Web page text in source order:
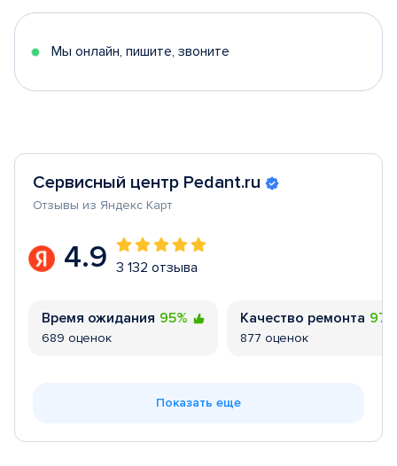
5
Мы онлайн, пишите, звоните
Сервисный центр Pedant.ru
Отзывы из Яндекс Карт
4.9 3 132 отзыва
Время ожидания 95%
689 оценок
Качество ремонта
877 оценок
Показать еще